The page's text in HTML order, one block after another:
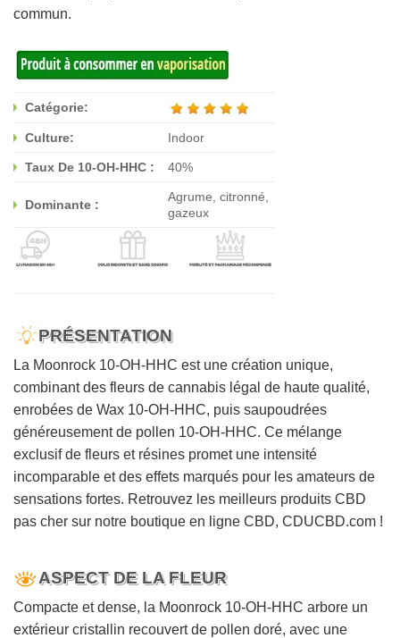
commun.
Catégorie:
Culture: Indoor
Taux De 10-OH-HHC : 40%
Dominante :
Agrume, citronné,
gazeux
PRÉSENTATION
La Moonrock 10-OH-HHC est une création unique,
combinant des fleurs de cannabis légal de haute qualité,
enrobées de Wax 10-OH-HHC, puis saupoudrées
généreusement de pollen 10-OH-HHC. Ce mélange
exclusif de fleurs et résines promet une intensité
incomparable et des effets marqués pour les amateurs de
sensations fortes. Retrouvez les meilleurs produits CBD
pas cher sur notre boutique en ligne CBD, CDUCBD.com !
ASPECT DE LA FLEUR
Compacte et dense, la Moonrock 10-OH-HHC arbore un
extérieur cristallin recouvert de pollen doré, avec une